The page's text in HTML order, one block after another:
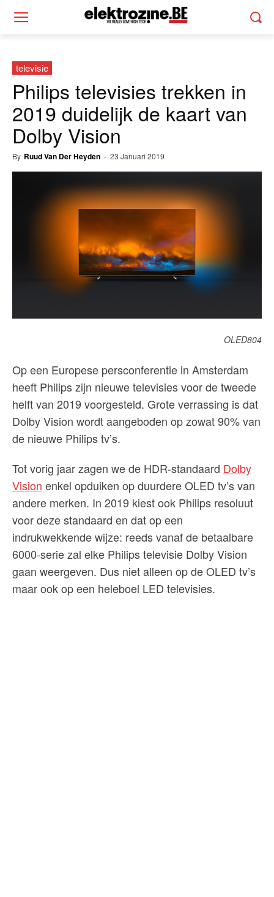
televisie
Philips televisies trekken in
2019 duidelijk de kaart van
Dolby Vision
By Ruud Van Der Heyden - 23 Januari 2019
OLED804
Op een Europese persconferentie in Amsterdam
heeft Philips zijn nieuwe televisies voor de tweede
helft van 2019 voorgesteld. Grote verrassing is dat
Dolby Vision wordt aangeboden op zowat 90% van
de nieuwe Philips tv’s.
Tot vorig jaar zagen we de HDR-standaard Dolby
Vision enkel opduiken op duurdere OLED tv’s van
andere merken. In 2019 kiest ook Philips resoluut
voor deze standaard en dat op een
indrukwekkende wijze: reeds vanaf de betaalbare
6000-serie zal elke Philips televisie Dolby Vision
gaan weergeven. Dus niet alleen op de OLED tv’s
maar ook op een heleboel LED televisies.